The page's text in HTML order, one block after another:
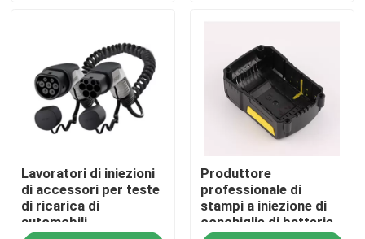
Visita alla fabbrica
Controllo della qualità
Contattaci
Notizie
Lavoratori di iniezioni
di accessori per teste
di ricarica di
automobili
Produttore
professionale di
stampi a iniezione di
conchiglie di batterie